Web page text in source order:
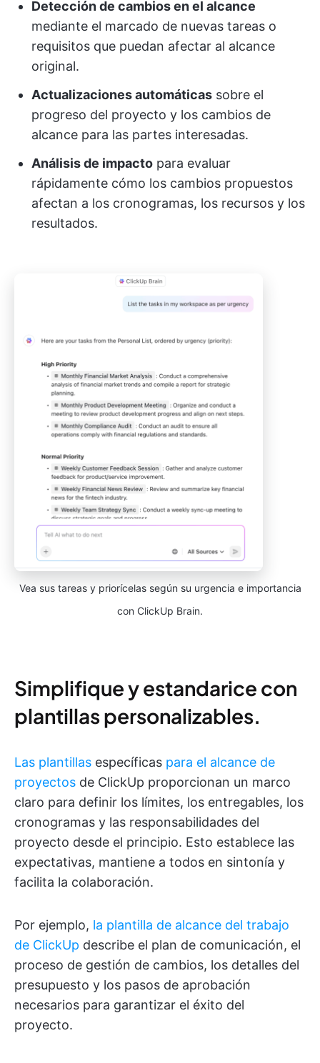
Detección de cambios en el alcance
mediante el marcado de nuevas tareas o
requisitos que puedan afectar al alcance
original.
Actualizaciones automáticas sobre el
progreso del proyecto y los cambios de
alcance para las partes interesadas.
Análisis de impacto para evaluar
rápidamente cómo los cambios propuestos
afectan a los cronogramas, los recursos y los
resultados.
Vea sus tareas y priorícelas según su urgencia e importancia
con ClickUp Brain.
Simplifique y estandarice con
plantillas personalizables.
Las plantillas específicas para el alcance de
proyectos de ClickUp proporcionan un marco
claro para definir los límites, los entregables, los
cronogramas y las responsabilidades del
proyecto desde el principio. Esto establece las
expectativas, mantiene a todos en sintonía y
facilita la colaboración.
Por ejemplo, la plantilla de alcance del trabajo
de ClickUp describe el plan de comunicación, el
proceso de gestión de cambios, los detalles del
presupuesto y los pasos de aprobación
necesarios para garantizar el éxito del
proyecto.